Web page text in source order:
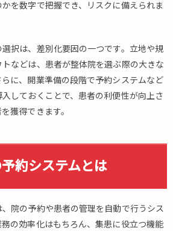
を数字で把握でき、リスクに備えられま
択は、差別化要因の一つです。立地や規
などは、患者が整体院を選ぶ際の大きな
に、開業準備の段階で予約システムなど
しておくことで、患者の利便性が向上さ
獲得できます。
約システムとは
院の予約や患者の管理を自動で行うシス
の効率化はもちろん、集患に役立つ機能